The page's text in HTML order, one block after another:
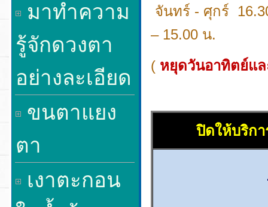
มาทำความ
รู้จักดวงตา
อย่างละเอียด
ขนตาแยง
ตา
เงาตะกอน
จันทร์ - ศุกร์
– 15.00 น.
( หยุดวันอาทิตย์แ
ปิดให้บริก